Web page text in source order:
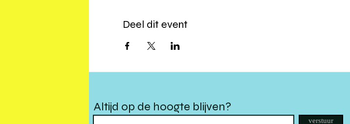
Deel dit event
Altijd op de hoogte blijven?
verstuur